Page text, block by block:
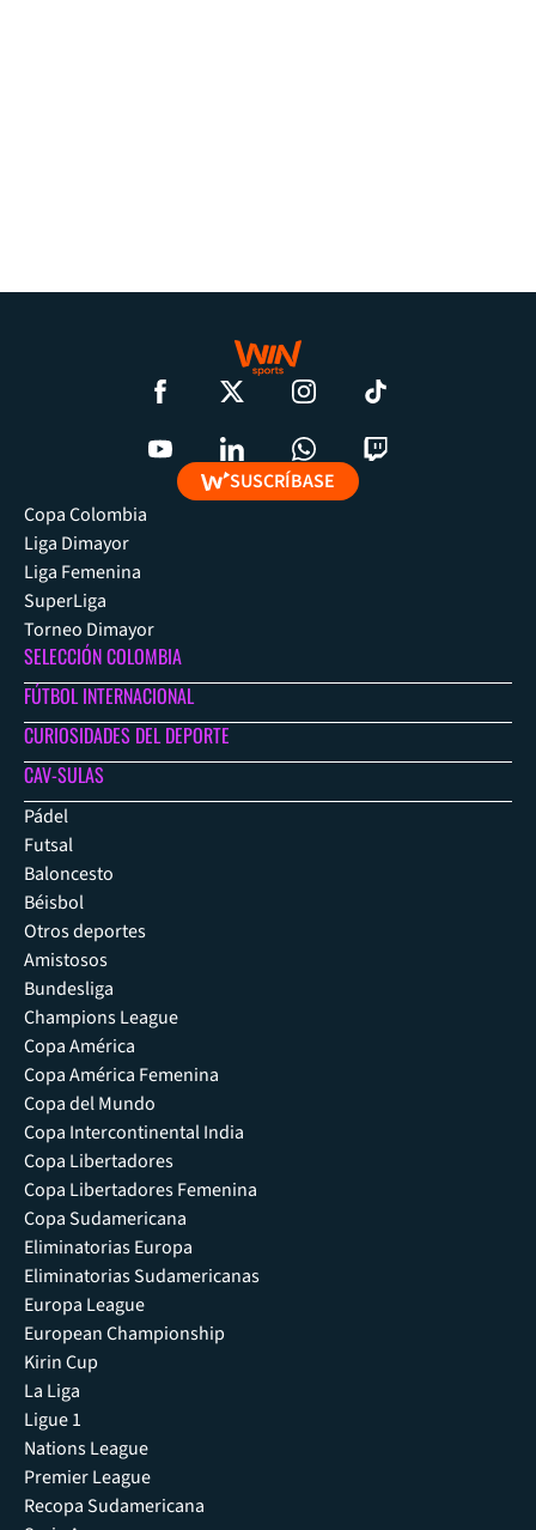
SUSCRÍBASE
Copa Colombia
Liga Dimayor
Liga Femenina
SuperLiga
Torneo Dimayor
SELECCIÓN COLOMBIA
FÚTBOL INTERNACIONAL
CURIOSIDADES DEL DEPORTE
CAV-SULAS
Pádel
Futsal
Baloncesto
Béisbol
Otros deportes
Amistosos
Bundesliga
Champions League
Copa América
Copa América Femenina
Copa del Mundo
Copa Intercontinental India
Copa Libertadores
Copa Libertadores Femenina
Copa Sudamericana
Eliminatorias Europa
Eliminatorias Sudamericanas
Europa League
European Championship
Kirin Cup
La Liga
Ligue 1
Nations League
Premier League
Recopa Sudamericana